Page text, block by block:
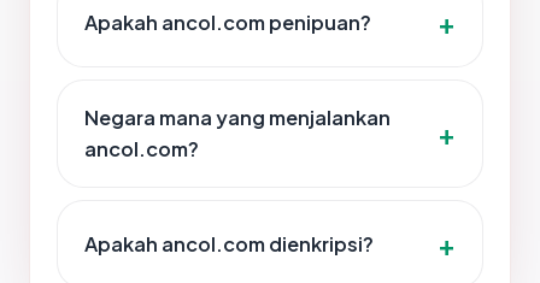
Apakah ancol.com penipuan?
Negara mana yang menjalankan
ancol.com?
Apakah ancol.com dienkripsi?